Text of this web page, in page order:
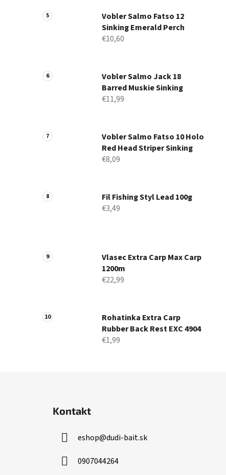
Vobler Salmo Fatso 12
Sinking Emerald Perch
€10,60
Vobler Salmo Jack 18
Barred Muskie Sinking
€11,99
Vobler Salmo Fatso 10 Holo
Red Head Striper Sinking
€8,09
Fil Fishing Styl Lead 100g
€3,49
Vlasec Extra Carp Max Carp
1200m
€22,99
Rohatinka Extra Carp
Rubber Back Rest EXC 4904
€1,99
Kontakt
eshop@dudi-bait.sk
0907044264